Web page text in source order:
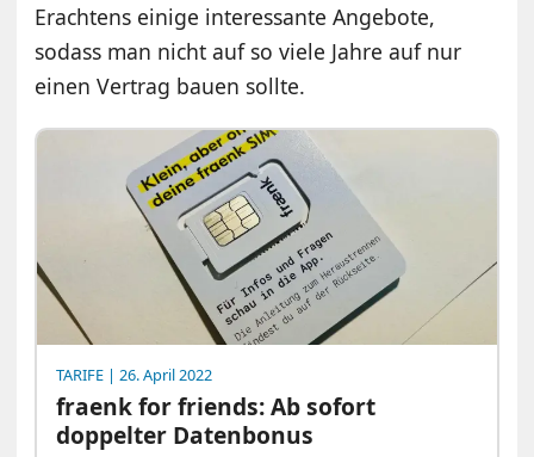
Erachtens einige interessante Angebote,
sodass man nicht auf so viele Jahre auf nur
einen Vertrag bauen sollte.
TARIFE | 26. April 2022
fraenk for friends: Ab sofort
doppelter Datenbonus